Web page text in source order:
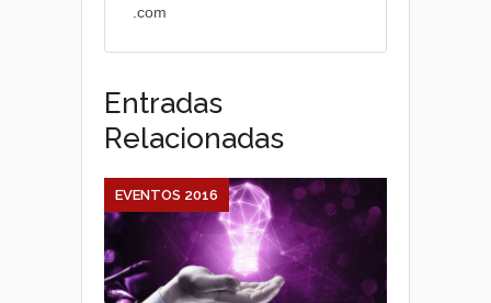
.com
Entradas
Relacionadas
EVENTOS 2016